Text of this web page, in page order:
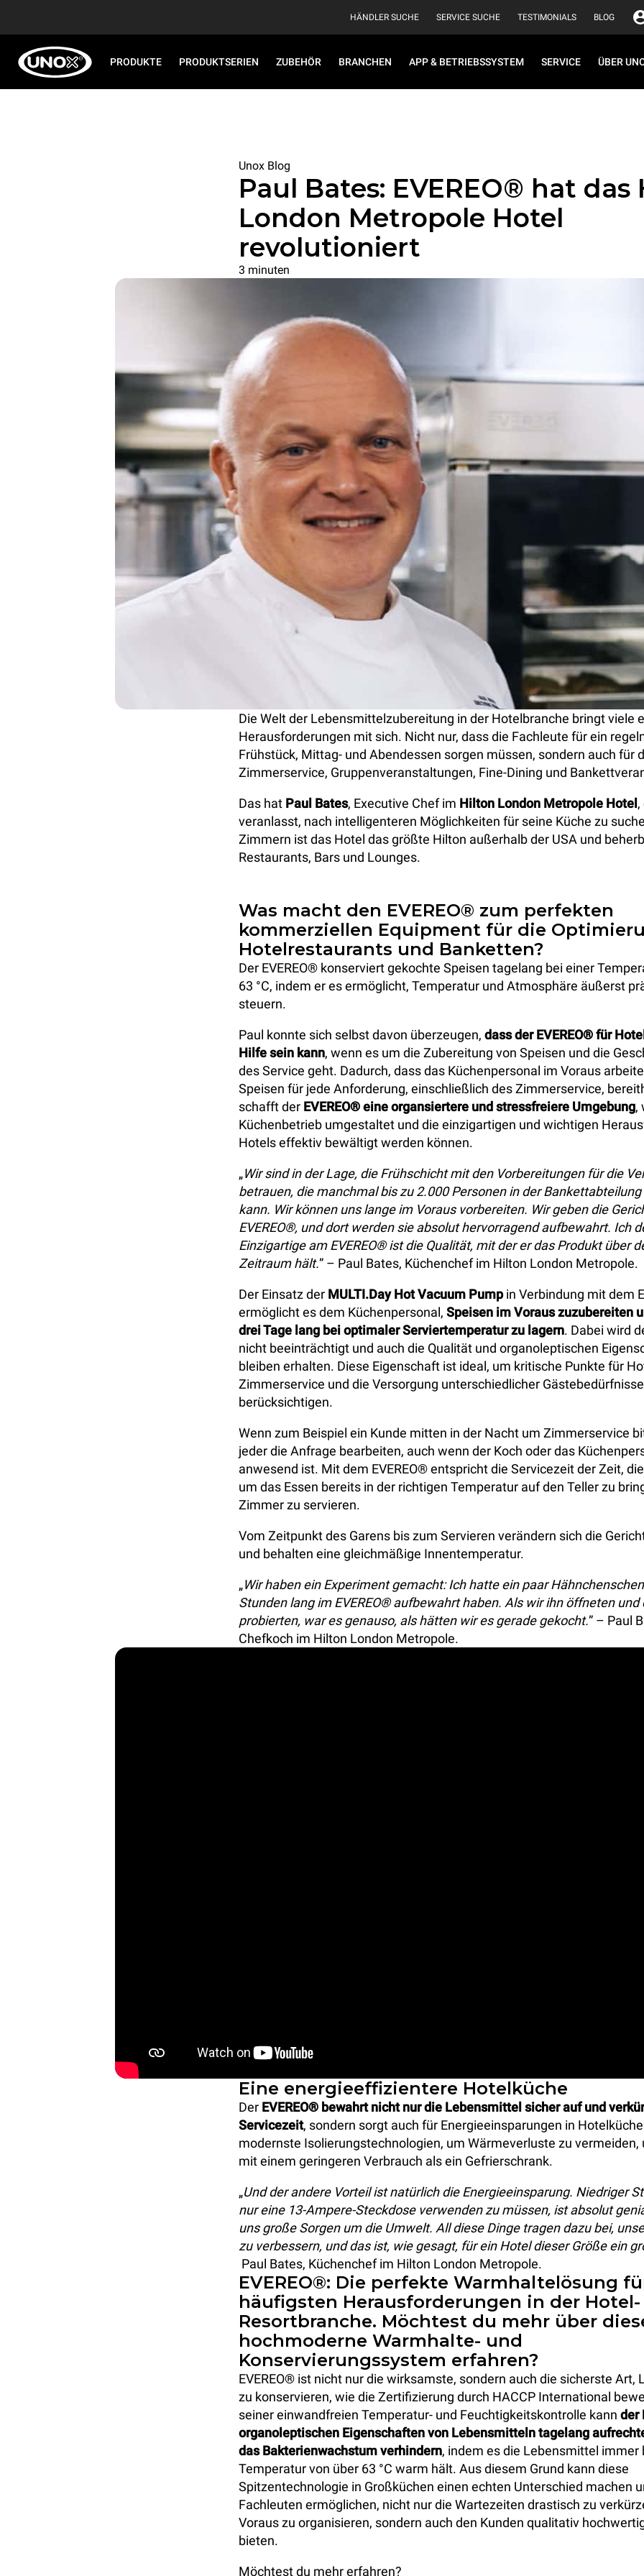
HÄNDLER SUCHE SERVICE SUCHE TESTIMONIALS BLOG
PRODUKTE PRODUKTSERIEN ZUBEHÖR BRANCHEN APP & BETRIEBSSYSTEM SERVICE ÜBER
Unox Blog
Paul Bates: EVEREO® hat das
London Metropole Hotel
revolutioniert
3 minuten
Die Welt der Lebensmittelzubereitung in der Hotelbranche bringt viele
Herausforderungen mit sich. Nicht nur, dass die Fachleute für ein
Frühstück, Mittag- und Abendessen sorgen müssen, sondern auch für
Zimmerservice, Gruppenveranstaltungen, Fine-Dining und
Das hat Paul Bates, Executive Chef im Hilton London Metropole Hotel ,
veranlasst, nach intelligenteren Möglichkeiten für seine Küche zu
Zimmern ist das Hotel das größte Hilton außerhalb der USA und
Restaurants, Bars und Lounges.
Was macht den EVEREO® zum perfekten
kommerziellen Equipment für die
Hotelrestaurants und Banketten?
Der EVEREO® konserviert gekochte Speisen tagelang bei einer
63 °C, indem er es ermöglicht, Temperatur und Atmosphäre äußerst
steuern.
Paul konnte sich selbst davon überzeugen, dass der EVEREO® für
Hilfe sein kann, wenn es um die Zubereitung von Speisen und die
des Service geht. Dadurch, dass das Küchenpersonal im Voraus
Speisen für jede Anforderung, einschließlich des Zimmerservice,
schafft der EVEREO® eine organsiertere und stressfreiere Umgebung,
Küchenbetrieb umgestaltet und die einzigartigen und wichtigen
Hotels effektiv bewältigt werden können.
„Wir sind in der Lage, die Frühschicht mit den Vorbereitungen für die
betrauen, die manchmal bis zu 2.000 Personen in der
kann. Wir können uns lange im Voraus vorbereiten. Wir geben die
EVEREO®, und dort werden sie absolut hervorragend aufbewahrt. Ich
Einzigartige am EVEREO® ist die Qualität, mit der er das Produkt über
Zeitraum hält.” – Paul Bates, Küchenchef im Hilton London Metropole.
Der Einsatz der MULTI.Day Hot Vacuum Pumpin Verbindung mit dem
ermöglicht es dem Küchenpersonal, Speisen im Voraus zuzubereiten
drei Tage lang bei optimaler Serviertemperatur zu lagern. Dabei wird
nicht beeinträchtigt und auch die Qualität und organoleptischen
bleiben erhalten. Diese Eigenschaft ist ideal, um kritische Punkte für
Zimmerservice und die Versorgung unterschiedlicher
berücksichtigen.
Wenn zum Beispiel ein Kunde mitten in der Nacht um Zimmerservice
jeder die Anfrage bearbeiten, auch wenn der Koch oder das
anwesend ist. Mit dem EVEREO® entspricht die Servicezeit der Zeit,
um das Essen bereits in der richtigen Temperatur auf den Teller zu
Zimmer zu servieren.
Vom Zeitpunkt des Garens bis zum Servieren verändern sich die
und behalten eine gleichmäßige Innentemperatur.
„Wir haben ein Experiment gemacht: Ich hatte ein paar
Stunden lang im EVEREO® aufbewahrt haben. Als wir ihn öffneten und
probierten, war es genauso, als hätten wir es gerade gekocht.” – Paul
Chefkoch im Hilton London Metropole.
Eine energieeffizientere Hotelküche
Der EVEREO® bewahrt nicht nur die Lebensmittel sicher auf und
Servicezeit, sondern sorgt auch für Energieeinsparungen in
modernste Isolierungstechnologien, um Wärmeverluste zu vermeiden,
mit einem geringeren Verbrauch als ein Gefrierschrank.
„Und der andere Vorteil ist natürlich die Energieeinsparung. Niedriger
nur eine 13-Ampere-Steckdose verwenden zu müssen, ist absolut
uns große Sorgen um die Umwelt. All diese Dinge tragen dazu bei,
zu verbessern, und das ist, wie gesagt, für ein Hotel dieser Größe ein
Paul Bates, Küchenchef im Hilton London Metropole.
EVEREO®: Die perfekte Warmhaltelösung
häufigsten Herausforderungen in der
Resortbranche. Möchtest du mehr über
hochmoderne Warmhalte- und
Konservierungssystem erfahren?
EVEREO® ist nicht nur die wirksamste, sondern auch die sicherste Art,
zu konservieren, wie die Zertifizierung durch HACCP International
seiner einwandfreien Temperatur- und Feuchtigkeitskontrolle kann der
organoleptischen Eigenschaften von Lebensmitteln tagelang
das Bakterienwachstum verhindern, indem es die Lebensmittel immer
Temperatur von über 63 °C warm hält. Aus diesem Grund kann diese
Spitzentechnologie in Großküchen einen echten Unterschied machen
Fachleuten ermöglichen, nicht nur die Wartezeiten drastisch zu
Voraus zu organisieren, sondern auch den Kunden qualitativ
bieten.
Möchtest du mehr erfahren?